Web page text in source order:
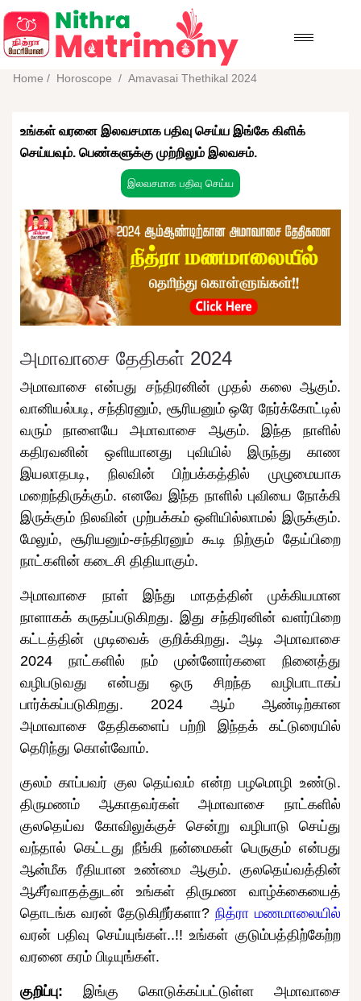
Home / Horoscope / Amavasai Thethikal 2024
உங்கள் வரனை இலவசமாக பதிவு செய்ய இங்கே கிளிக்
செய்யவும். பெண்களுக்கு முற்றிலும் இலவசம்.
இலவசமாக பதிவு செய்ய
அமாவாசை தேதிகள் 2024
அமாவாசை என்பது சந்திரனின் முதல் கலை ஆகும்.
வானியல்படி, சந்திரனும், சூரியனும் ஒரே நேர்க்கோட்டில்
வரும் நாளையே அமாவாசை ஆகும். இந்த நாளில்
கதிரவனின் ஒளியானது புவியில் இருந்து காண
இயலாதபடி, நிலவின் பிற்பக்கத்தில் முழுமையாக
மறைந்திருக்கும். எனவே இந்த நாளில் புவியை நோக்கி
இருக்கும் நிலவின் முற்பக்கம் ஒளியில்லாமல் இருக்கும்.
மேலும், சூரியனும்-சந்திரனும் கூடி நிற்கும் தேய்பிறை
நாட்களின் கடைசி திதியாகும்.
அமாவாசை நாள் இந்து மாதத்தின் முக்கியமான
நாளாகக் கருதப்படுகிறது. இது சந்திரனின் வளர்பிறை
கட்டத்தின் முடிவைக் குறிக்கிறது. ஆடி அமாவாசை
2024 நாட்களில் நம் முன்னோர்களை நினைத்து
வழிபடுவது என்பது ஒரு சிறந்த வழிபாடாகப்
பார்க்கப்படுகிறது. 2024 ஆம் ஆண்டிற்கான
அமாவாசை தேதிகளைப் பற்றி இந்தக் கட்டுரையில்
தெரிந்து கொள்வோம்.
குலம் காப்பவர் குல தெய்வம் என்ற பழமொழி உண்டு.
திருமணம் ஆகாதவர்கள் அமாவாசை நாட்களில்
குலதெய்வ கோவிலுக்குச் சென்று வழிபாடு செய்து
வந்தால் கெட்டது நீங்கி நன்மைகள் பெருகும் என்பது
ஆன்மீக ரீதியான உண்மை ஆகும். குலதெய்வத்தின்
ஆசீர்வாதத்துடன் உங்கள் திருமண வாழ்க்கையைத்
தொடங்க வரன் தேடுகிறீர்களா? நித்ரா மணமாலையில்
வரன் பதிவு செய்யுங்கள்..!! உங்கள் குடும்பத்திற்கேற்ற
வரனை கரம் பிடியுங்கள்.
குறிப்பு: இங்கு கொடுக்கப்பட்டுள்ள அமாவாசை